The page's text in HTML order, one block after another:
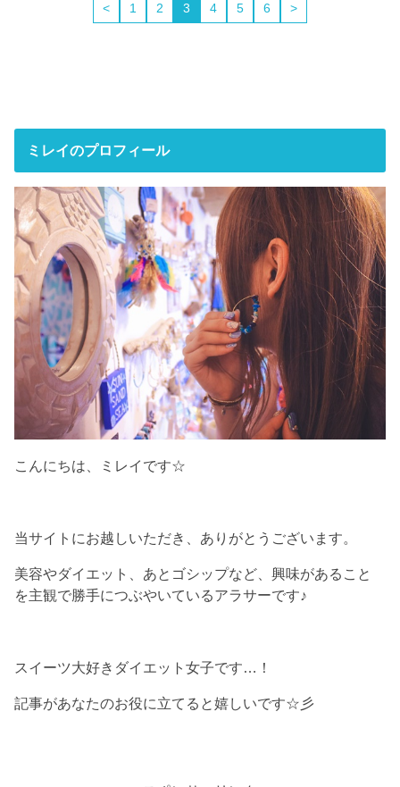
< 1 2 3 4 5 6 >
ミレイのプロフィール
こんにちは、ミレイです☆
当サイトにお越しいただき、ありがとうございます。
美容やダイエット、あとゴシップなど、興味があること
を主観で勝手につぶやいているアラサーです♪
スイーツ大好きダイエット女子です…！
記事があなたのお役に立てると嬉しいです☆彡